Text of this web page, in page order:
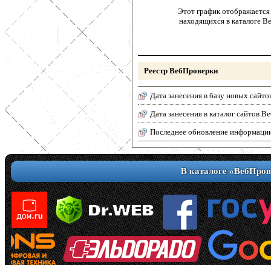
Этот график отображается
находящихся в каталоге
Реестр ВебПроверки
Дата занесения в базу новых
Дата занесения в каталог сайтов
Последнее обновление
В каталоге